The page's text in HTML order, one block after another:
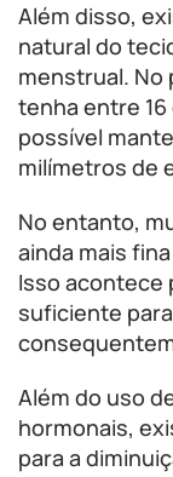
Além disso,
natural do
menstrual.
tenha entre
possível
milímetros de
No entanto,
ainda mais
Isso acontece
suficiente
Além do uso
hormonais,
para a